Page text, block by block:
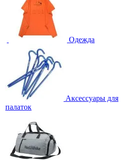
Одежда
Аксессуары для
палаток